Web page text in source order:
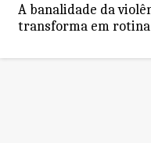
A banalidade da
transforma em